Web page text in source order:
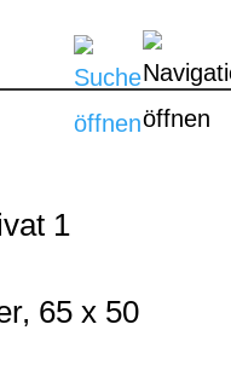
1
65 x 50